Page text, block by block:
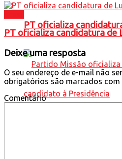
PT oficializa
Partido Missão
PT oficializa candidatura de
Deixe uma resposta
O seu endereço de e-mail não
obrigatórios são marcados com
Comentário